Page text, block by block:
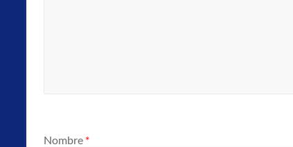
Nombre *